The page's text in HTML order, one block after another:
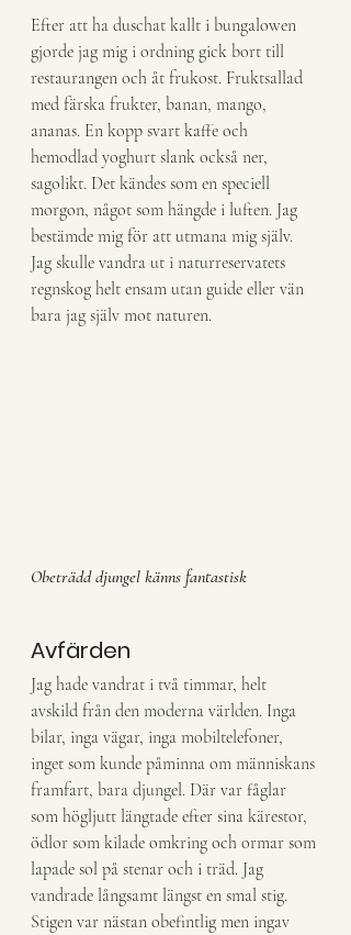
Efter att ha duschat kallt i bungalowen
gjorde jag mig i ordning gick bort till
restaurangen och åt frukost. Fruktsallad
med färska frukter, banan, mango,
ananas. En kopp svart kaffe och
hemodlad yoghurt slank också ner,
sagolikt. Det kändes som en speciell
morgon, något som hängde i luften. Jag
bestämde mig för att utmana mig själv.
Jag skulle vandra ut i naturreservatets
regnskog helt ensam utan guide eller vän
bara jag själv mot naturen.
Obeträdd djungel känns fantastisk
Avfärden
Jag hade vandrat i två timmar, helt
avskild från den moderna världen. Inga
bilar, inga vägar, inga mobiltelefoner,
inget som kunde påminna om människans
framfart, bara djungel. Där var fåglar
som högljutt längtade efter sina kärestor,
ödlor som kilade omkring och ormar som
lapade sol på stenar och i träd. Jag
vandrade långsamt längst en smal stig.
Stigen var nästan obefintlig men ingav